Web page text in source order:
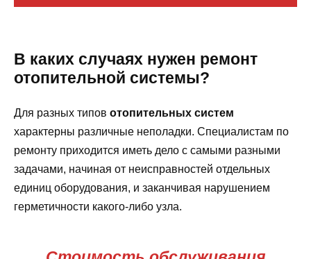
В каких случаях нужен ремонт
отопительной системы?
Для разных типов отопительных систем
характерны различные неполадки. Специалистам по
ремонту приходится иметь дело с самыми разными
задачами, начиная от неисправностей отдельных
единиц оборудования, и заканчивая нарушением
герметичности какого-либо узла.